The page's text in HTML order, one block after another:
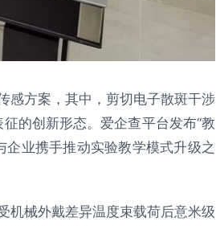
感方案，其中，剪切电子散斑干涉
的创新形态。爱企查平台发布“教
业携手推动实验教学模式升级之
机械外戴差异温度束载荷后意米级